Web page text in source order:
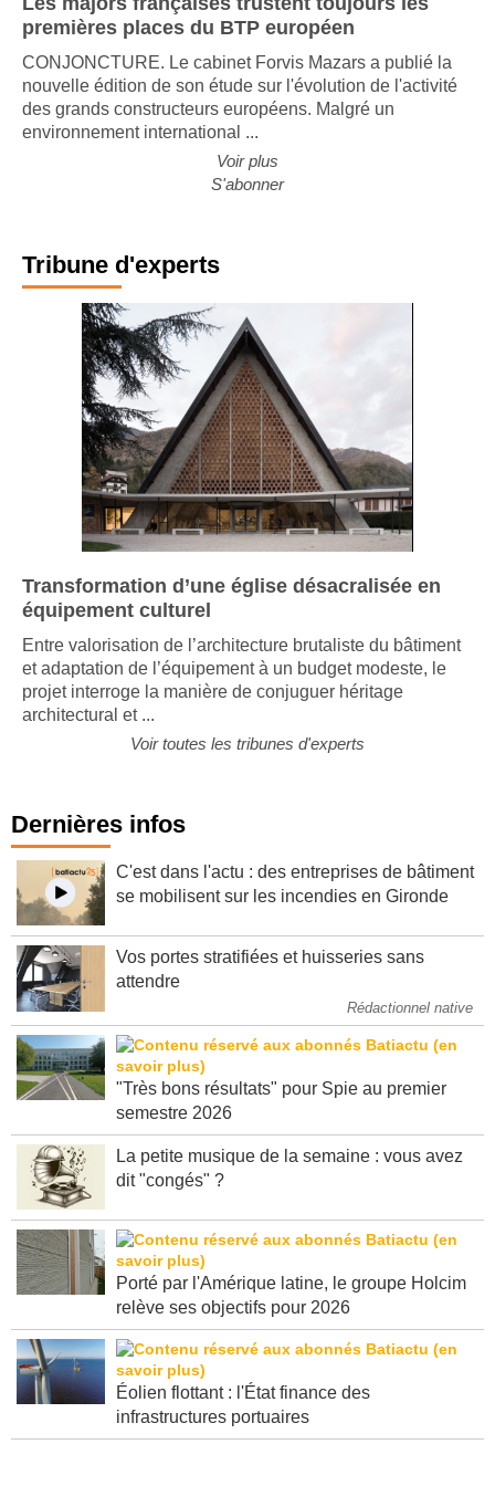
Les majors françaises trustent toujours les
premières places du BTP européen
CONJONCTURE. Le cabinet Forvis Mazars a publié la
nouvelle édition de son étude sur l'évolution de l'activité
des grands constructeurs européens. Malgré un
Voir plus
Tribune d'experts
Transformation d’une église désacralisée en
équipement culturel
Entre valorisation de l’architecture brutaliste du bâtiment
et adaptation de l’équipement à un budget modeste, le
projet interroge la manière de conjuguer héritage
Dernières infos
C'est dans l'actu : des entreprises de bâtiment
Vos portes stratifiées et huisseries sans
Rédactionnel native
"Très bons résultats" pour Spie au premier
La petite musique de la semaine : vous avez
Porté par l'Amérique latine, le groupe Holcim
Éolien flottant : l'État finance des